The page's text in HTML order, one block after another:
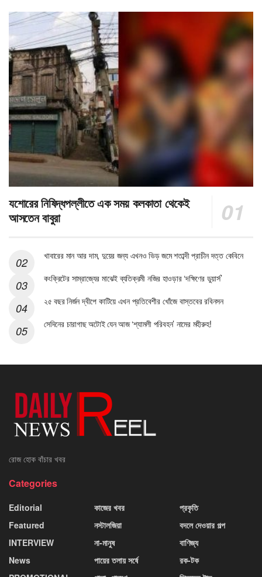
যশোরের নিষিদ্ধপল্লীতে এক সময় কলকাতা থেকেই
আসতেন বাবুরা
খাবারের মান আর দাম, দুয়ের জন্য এখনও ভিড় জমে শতাব্দী প্রাচীন দত্ত কেবিনে
কংক্রিটের সাম্রাজ্যের মাঝেই ব্যতিক্রমী নজির হাওড়ার ‘দক্ষিণের ডুয়ার্স’
২৫ বছর নির্জন দ্বীপে কাটিয়ে এখন প্রতিবেশীর খোঁজে বাস্তবের রবিনসন
সেদিনের চারাগাছ অটোই যেন আজ ‘শ্যামলী পরিবহন’ নামের মহীরুহ!
রোজ হোক বাঁচার খবর
Categories
Editorial
Featured
INTERVIEW
News
কাজের খবর
নস্টালজিয়া
না-মানুষ
পায়ের তলায় সর্ষে
প্রকৃতি
বদলে দেওয়ার গল্প
বাণিজ্য
রক-টক